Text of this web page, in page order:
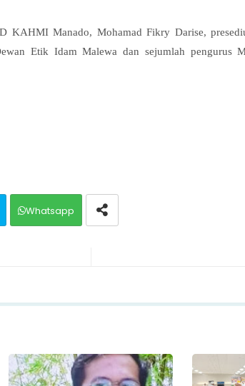
KAHMI Manado, Mohamad Fikry Darise,
Etik Idam Malewa dan sejumlah pengurus
Whatsapp